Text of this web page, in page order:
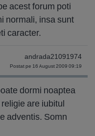
acest forum poti
normali, insa sunt
caracter.
andrada21091974
Postat pe 16 August 2009 09:19
dormi noaptea
are iubitul
adventis. Somn